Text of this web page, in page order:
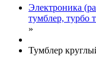
Электроника
тумблер, турбо
»
Тумблер